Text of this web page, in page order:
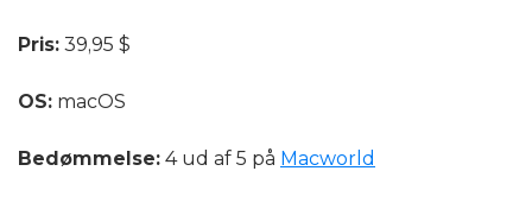
Pris: 39,95 $
OS: macOS
Bedømmelse: 4 ud af 5 på Macworld